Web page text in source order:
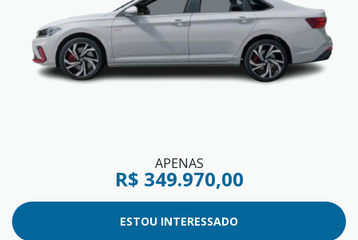
APENAS
R$ 349.970,00
ESTOU INTERESSADO